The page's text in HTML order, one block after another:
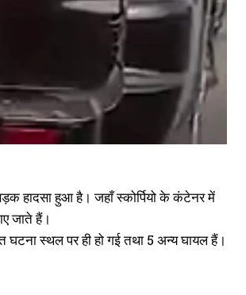
हादसा हुआ है। जहाँ स्कोर्पियो के कंटेनर में
जाते हैं।
स्थल पर ही हो गई तथा 5 अन्य घायल हैं।